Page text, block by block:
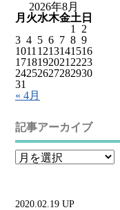
2026年8月
月 火水木金土 日
1
2
3 4 5 6 7 8 9
1011 1213141516
1718192021 2223
24252627282930
31
« 4月
記事アーカイブ
2020.02.19 UP